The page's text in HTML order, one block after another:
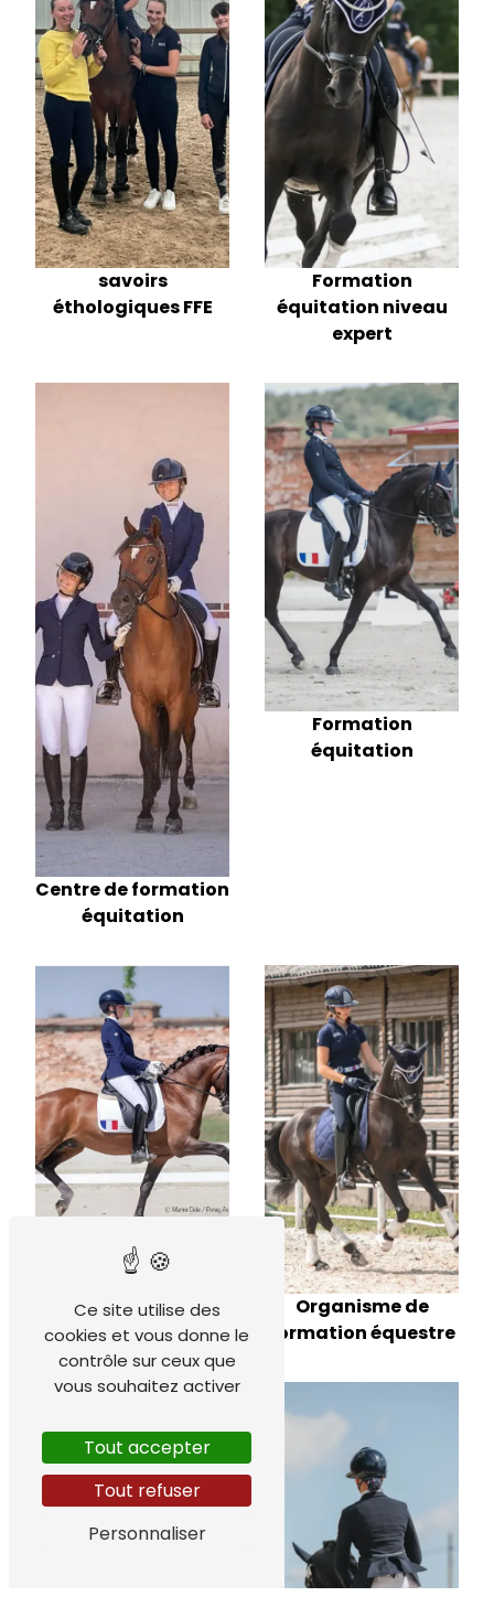
savoirs
éthologiques FFE
Formation
équitation niveau
expert
Centre de formation
équitation
Formation
équitation
Comment devenir
formateur équestre
Organisme de
formation équestre
Ce site utilise des
cookies et vous donne le
contrôle sur ceux que
vous souhaitez activer
Tout accepter
Tout refuser
Personnaliser